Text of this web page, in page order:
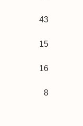
43
15
16
8